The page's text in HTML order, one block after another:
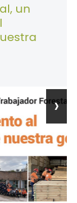
un
›